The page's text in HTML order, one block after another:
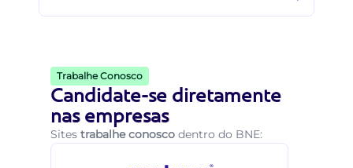
Trabalhe Conosco
Candidate-se diretamente
nas empresas
Sites trabalhe conosco dentro do BNE: